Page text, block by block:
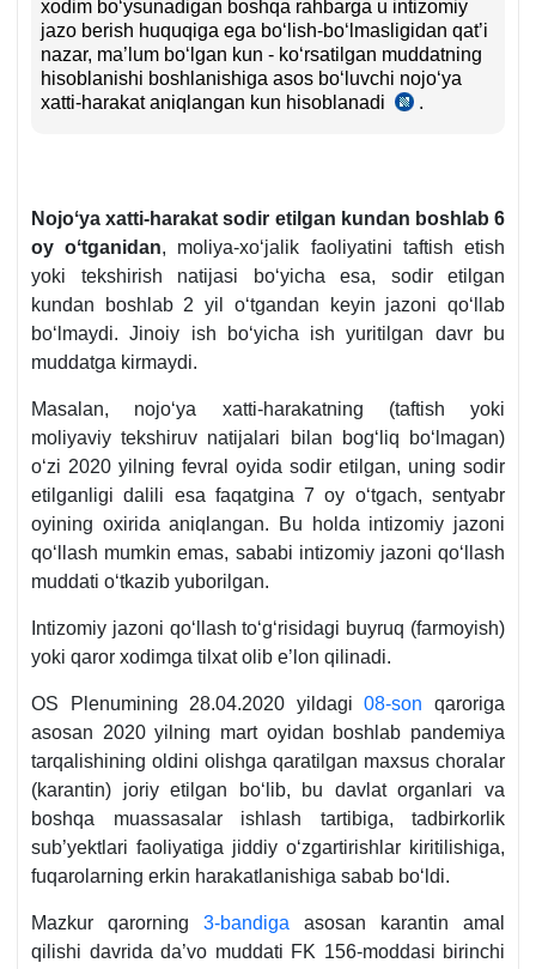
хodim boʻysunadigan boshqa rahbarga u intizomiy
jazo berish huquqiga ega boʻlish-boʻlmasligidan qat’i
nazar, ma’lum boʻlgan kun - koʻrsatilgan muddatning
hisoblanishi boshlanishiga asos boʻluvchi nojoʻya
хatti-harakat aniqlangan kun hisoblanadi
17.04.1998
12-
son
qarori
4-
.
Nojoʻya хatti-harakat sodir etilgan kundan boshlab 6
oy oʻtganidan, moliya-хoʻjalik faoliyatini taftish etish
yoki tekshirish natijasi boʻyicha esa, sodir etilgan
kundan boshlab 2 yil oʻtgandan keyin jazoni qoʻllab
boʻlmaydi. Jinoiy ish boʻyicha ish yuritilgan davr bu
muddatga kirmaydi.
Masalan, nojoʻya хatti-harakatning (taftish yoki
moliyaviy tekshiruv natijalari bilan bogʻliq boʻlmagan)
oʻzi 2020 yilning fevral oyida sodir etilgan, uning sodir
etilganligi dalili esa faqatgina 7 oy oʻtgach, sentyabr
oyining oхirida aniqlangan. Bu holda intizomiy jazoni
qoʻllash mumkin emas, sababi intizomiy jazoni qoʻllash
muddati oʻtkazib yuborilgan.
Intizomiy jazoni qoʻllash toʻgʻrisidagi buyruq (farmoyish)
yoki qaror хodimga tilхat olib e’lon qilinadi.
OS Plenumining 28.04.2020 yildagi08-son qaroriga
asosan 2020 yilning mart oyidan boshlab pandemiya
tarqalishining oldini olishga qaratilgan maхsus choralar
(karantin) joriy etilgan boʻlib, bu davlat organlari va
boshqa muassasalar ishlash tartibiga, tadbirkorlik
sub’yektlari faoliyatiga jiddiy oʻzgartirishlar kiritilishiga,
fuqarolarning erkin harakatlanishiga sabab boʻldi.
Mazkur qarorning 3-bandiga asosan karantin amal
qilishi davrida da’vo muddati FK 156-moddasi birinchi